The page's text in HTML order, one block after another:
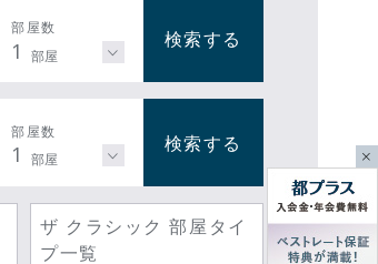
部屋数
1 部屋
検索する
部屋数
1 部屋
検索する
ザ クラシック 部屋タイ
プ一覧